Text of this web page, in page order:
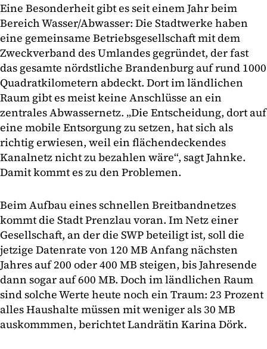
Eine Besonderheit gibt es seit einem Jahr beim
Bereich Wasser/Abwasser: Die Stadtwerke haben
eine gemeinsame Betriebsgesellschaft mit dem
Zweckverband des Umlandes gegründet, der fast
das gesamte nördstliche Brandenburg auf rund 1000
Quadratkilometern abdeckt. Dort im ländlichen
Raum gibt es meist keine Anschlüsse an ein
zentrales Abwassernetz. „Die Entscheidung, dort auf
eine mobile Entsorgung zu setzen, hat sich als
richtig erwiesen, weil ein flächendeckendes
Kanalnetz nicht zu bezahlen wäre“, sagt Jahnke.
Damit kommt es zu den Problemen.
Beim Aufbau eines schnellen Breitbandnetzes
kommt die Stadt Prenzlau voran. Im Netz einer
Gesellschaft, an der die SWP beteiligt ist, soll die
jetzige Datenrate von 120 MB Anfang nächsten
Jahres auf 200 oder 400 MB steigen, bis Jahresende
dann sogar auf 600 MB. Doch im ländlichen Raum
sind solche Werte heute noch ein Traum: 23 Prozent
alles Haushalte müssen mit weniger als 30 MB
auskommmen, berichtet Landrätin Karina Dörk.